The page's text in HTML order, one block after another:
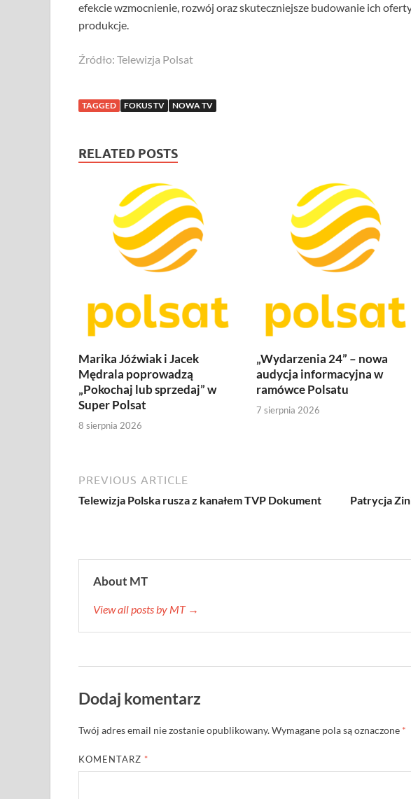
efekcie wzmocnienie, rozwój oraz skuteczniejsze budowanie ich
produkcje.
Źródło: Telewizja Polsat
TAGGED FOKUS TV NOWA TV
RELATED POSTS
Marika Jóźwiak i Jacek
Mędrala poprowadzą
„Pokochaj lub sprzedaj” w
Super Polsat
8 sierpnia 2026
„Wydarzenia 24” – nowa
audycja informacyjna w
ramówce Polsatu
7 sierpnia 2026
PREVIOUS ARTICLE
Telewizja Polska rusza z kanałem TVP Dokument
Patrycja
About MT
View all posts by MT →
Dodaj komentarz
Twój adres email nie zostanie opublikowany.Wymagane pola są oznaczone *
KOMENTARZ *